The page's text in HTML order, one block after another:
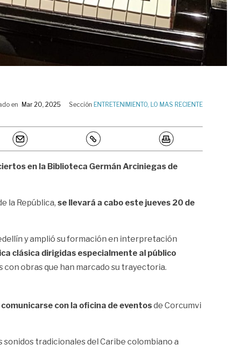
en Mar 20, 2025 Sección ENTRETENIMIENTO, LO MAS RECIENTE
en la Biblioteca Germán Arciniegas de
la República, se llevará a cabo este jueves 20 de
y amplió su formación en interpretación
clásica dirigidas especialmente al público
obras que han marcado su trayectoria.
con la oficina de eventosde Corcumvi
sonidos tradicionales del Caribe colombiano a